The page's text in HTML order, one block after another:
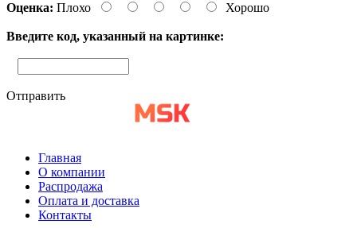
Оценка: Плохо Хорошо
Введите код, указанный на картинке:
Отправить
Главная
О компании
Распродажа
Оплата и доставка
Контакты